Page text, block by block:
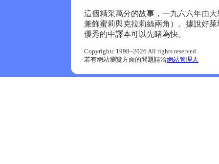
這個精采萬分的故事，一九六六年由
兼飾蜜莉與克拉莉絲兩角）。據說好
優秀的中譯本可以先睹為快。
Copyrightc 1998~2026 All rights reserved.
若有網站瀏覽方面的問題請洽網站管理人